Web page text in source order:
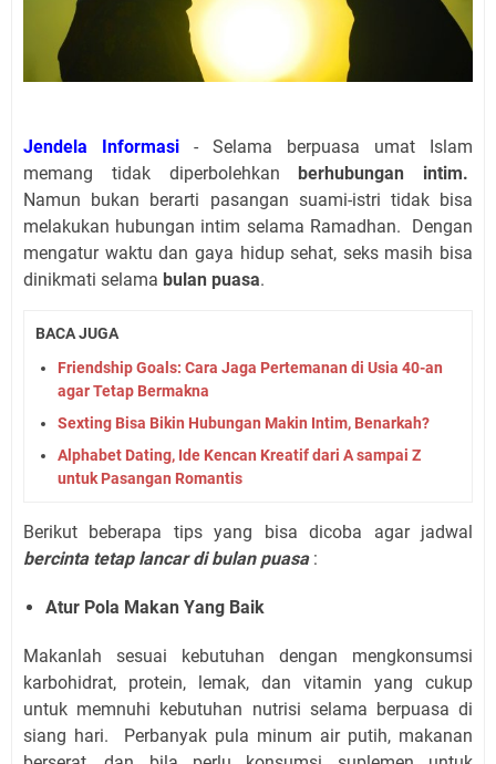
Jendela Informasi - Selama berpuasa umat Islam
memang tidak diperbolehkan
berhubungan intim.
Namun bukan berarti pasangan suami-istri tidak bisa
melakukan hubungan intim selama Ramadhan. Dengan
mengatur waktu dan gaya hidup sehat, seks masih bisa
dinikmati selama bulan puasa.
BACA JUGA
Friendship Goals: Cara Jaga Pertemanan di Usia 40-an
agar Tetap Bermakna
Sexting Bisa Bikin Hubungan Makin Intim, Benarkah?
Alphabet Dating, Ide Kencan Kreatif dari A sampai Z
untuk Pasangan Romantis
Berikut beberapa tips yang bisa dicoba agar jadwal
bercinta tetap lancar di bulan puasa:
Atur Pola Makan Yang Baik
Makanlah sesuai kebutuhan dengan mengkonsumsi
karbohidrat, protein, lemak, dan vitamin yang cukup
untuk memnuhi kebutuhan nutrisi selama berpuasa di
siang hari. Perbanyak pula minum air putih, makanan